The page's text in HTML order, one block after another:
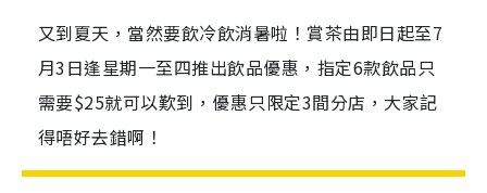
又到夏天，當然要飲冷飲消暑啦！賞茶由即日起至7
月3日逢星期一至四推出飲品優惠，指定6款飲品只
需要$25就可以歎到，優惠只限定3間分店，大家記
得唔好去錯啊！